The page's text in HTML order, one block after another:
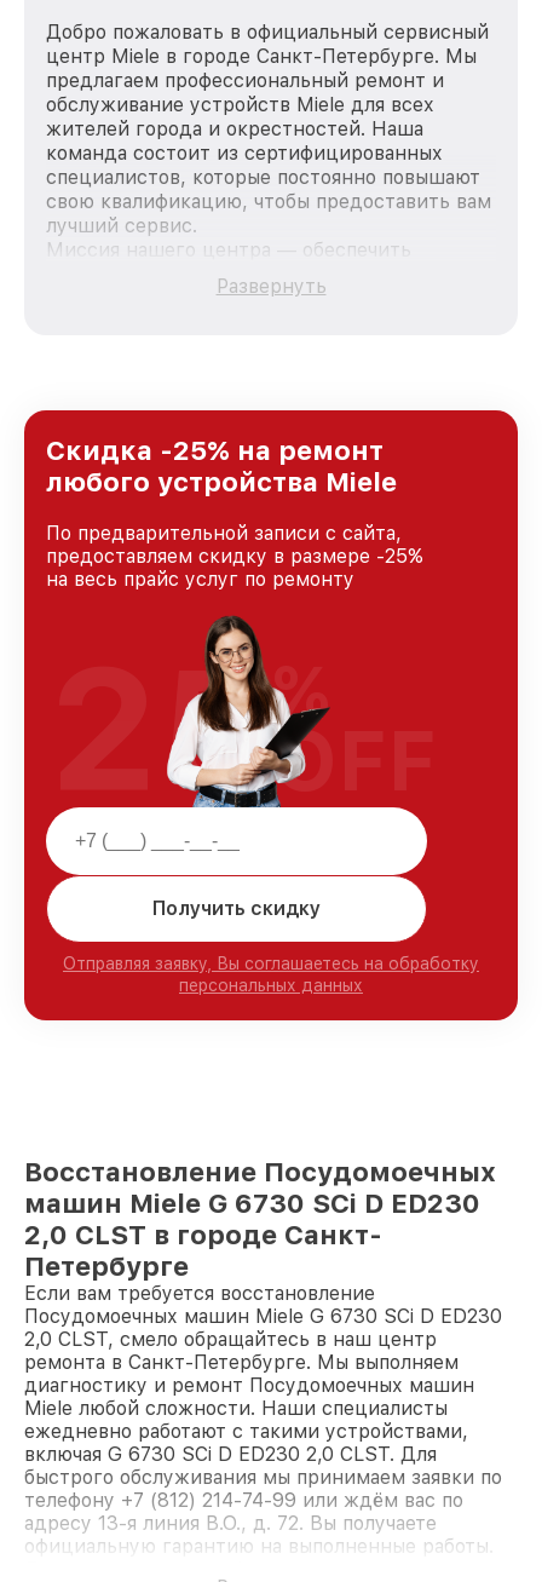
Добро пожаловать в официальный сервисный
центр Miele в городе Санкт-Петербурге. Мы
предлагаем профессиональный ремонт и
обслуживание устройств Miele для всех
жителей города и окрестностей. Наша
команда состоит из сертифицированных
специалистов, которые постоянно повышают
свою квалификацию, чтобы предоставить вам
лучший сервис.
Миссия нашего центра — обеспечить
качественный и доступный ремонт для
каждого пользователя продукции Miele, вне
Санкт-Петербурге, постоянно повышая
уровень доверия и лояльности наших
клиентов.
Развернуть
Скидка -25% на ремонт
любого устройства Miele
По предварительной записи с сайта,
предоставляем скидку в размере -25%
на весь прайс услуг по ремонту
Получить скидку
Отправляя заявку, Вы соглашаетесь на обработку
персональных данных
25%
OFF
Восстановление Посудомоечных
машин Miele G 6730 SCi D ED230
2,0 CLST в городе Санкт-
Петербурге
Если вам требуется восстановление
Посудомоечных машин Miele G 6730 SCi D ED230
2,0 CLST, смело обращайтесь в наш центр
ремонта в Санкт-Петербурге. Мы выполняем
диагностику и ремонт Посудомоечных машин
Miele любой сложности. Наши специалисты
ежедневно работают с такими устройствами,
включая G 6730 SCi D ED230 2,0 CLST. Для
быстрого обслуживания мы принимаем заявки по
телефону +7 (812) 214-74-99 или ждём вас по
адресу 13-я линия В.О., д. 72. Вы получаете
официальную гарантию на выполненные работы.